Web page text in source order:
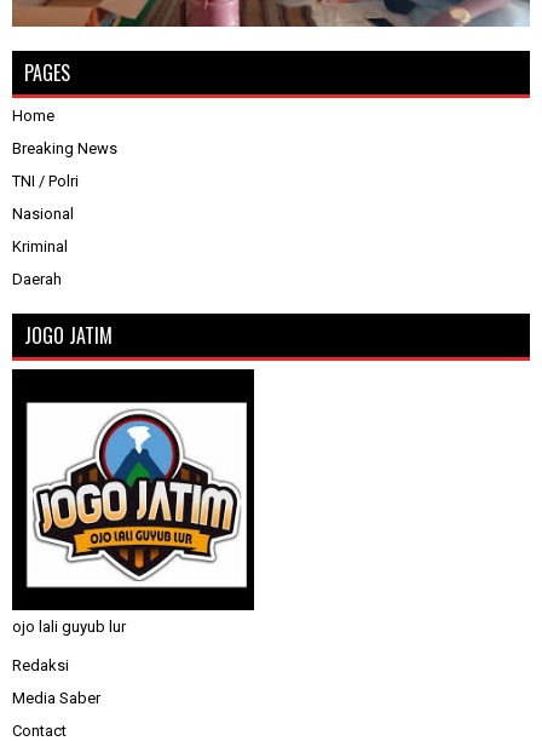
PAGES
Home
Breaking News
TNI / Polri
Nasional
Kriminal
Daerah
JOGO JATIM
ojo lali guyub lur
Redaksi
Media Saber
Contact